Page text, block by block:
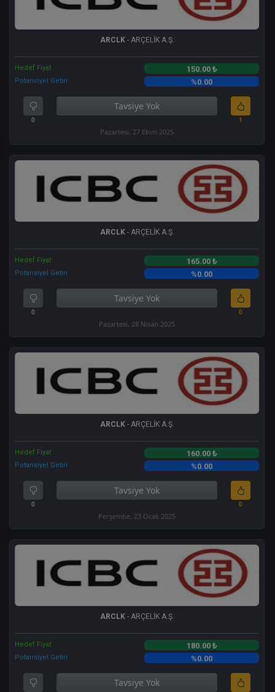
ARCLK- ARÇELİK A.Ş.
Hedef Fiyat 150.00 ₺
Potansiyel Getiri %0.00
0
Tavsiye Yok
1
Pazartesi, 27 Ekim 2025
ARCLK- ARÇELİK A.Ş.
Hedef Fiyat 165.00 ₺
Potansiyel Getiri %0.00
0
Tavsiye Yok
0
Pazartesi, 28 Nisan 2025
ARCLK- ARÇELİK A.Ş.
Hedef Fiyat 160.00 ₺
Potansiyel Getiri %0.00
0
Tavsiye Yok
0
Perşembe, 23 Ocak 2025
ARCLK- ARÇELİK A.Ş.
Hedef Fiyat 180.00 ₺
Potansiyel Getiri %0.00
Tavsiye Yok